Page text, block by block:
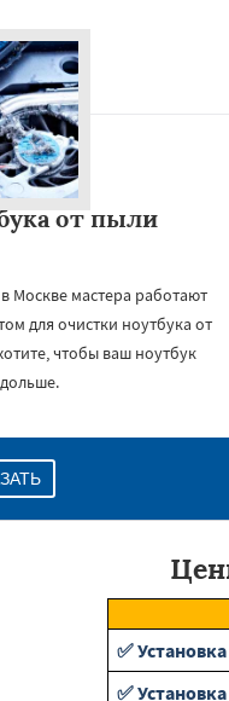
от пыли
Москве мастера работают
для очистки ноутбука от
чтобы ваш ноутбук
✅
✅